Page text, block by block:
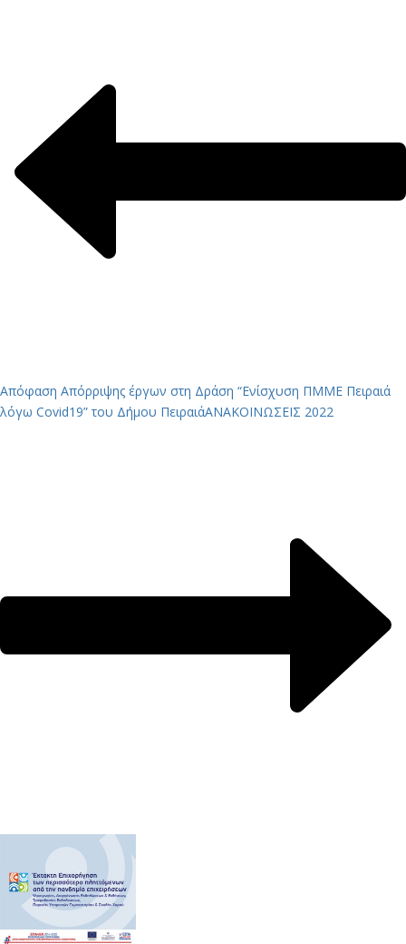
Απόφαση Απόρριψης έργων στη Δράση “Ενίσχυση ΠΜΜΕ Πειραιά
λόγω Covid19” του Δήμου ΠειραιάΑΝΑΚΟΙΝΩΣΕΙΣ 2022